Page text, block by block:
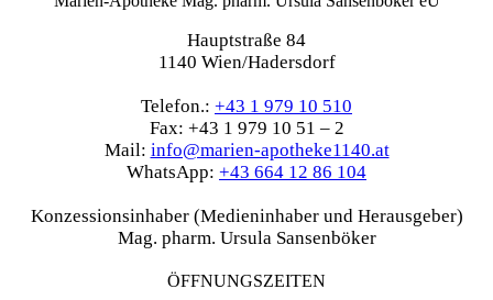
Hauptstraße 84
1140 Wien/Hadersdorf
Telefon.: +43 1 979 10 510
Fax: +43 1 979 10 51 – 2
Mail: info@marien-apotheke1140.at
WhatsApp: +43 664 12 86 104
Konzessionsinhaber (Medieninhaber und Herausgeber)
Mag. pharm. Ursula Sansenböker
ÖFFNUNGSZEITEN